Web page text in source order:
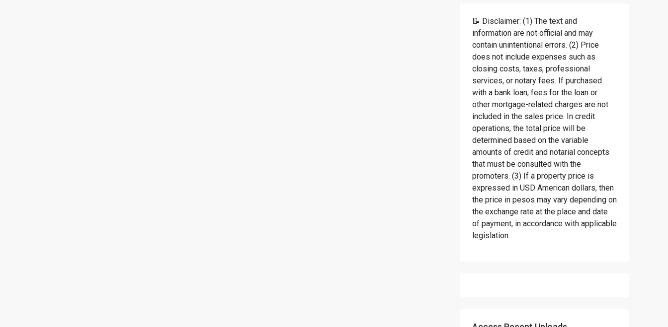
📝 Disclaimer: (1) The text and
information are not official and may
contain unintentional errors. (2) Price
does not include expenses such as
closing costs, taxes, professional
services, or notary fees. If purchased
with a bank loan, fees for the loan or
other mortgage-related charges are not
included in the sales price. In credit
operations, the total price will be
determined based on the variable
amounts of credit and notarial concepts
that must be consulted with the
promoters. (3) If a property price is
expressed in USD American dollars, then
the price in pesos may vary depending on
the exchange rate at the place and date
of payment, in accordance with applicable
legislation.